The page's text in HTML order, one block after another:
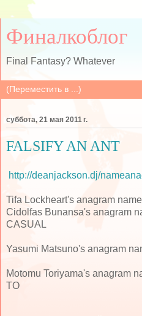
Финалкоблог
Final Fantasy? Whatever
суббота, 21 мая 2011 г.
FALSIFY AN ANT
http://deanjackson.dj/
Tifa Lockheart's anagram
Cidolfas Bunansa's anagram
CASUAL
Yasumi Matsuno's anagram
Motomu Toriyama's anagram
TO